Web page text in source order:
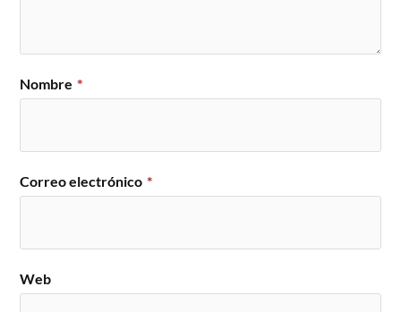
Nombre *
Correo electrónico *
Web